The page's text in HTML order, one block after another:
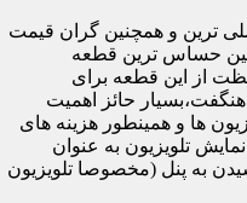
ترین و همچنین گران قیمت
حساس ترین قطعه
از این قطعه برای
حائز اهمیت
ها و همینطور هزینه های
تلویزیون به عنوان
به پنل (مخصوصا تلویزیون